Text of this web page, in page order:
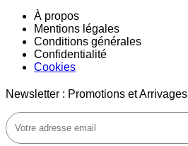
À propos
Mentions légales
Conditions générales
Confidentialité
Cookies
Newsletter : Promotions et Arrivages